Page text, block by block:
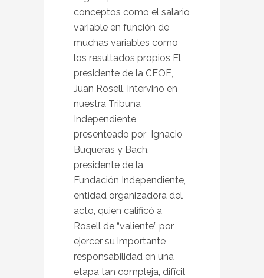
conceptos como el salario
variable en función de
muchas variables como
los resultados propios El
presidente de la CEOE,
Juan Rosell, intervino en
nuestra Tribuna
Independiente,
presenteado por Ignacio
Buqueras y Bach,
presidente de la
Fundación Independiente,
entidad organizadora del
acto, quien calificó a
Rosell de “valiente” por
ejercer su importante
responsabilidad en una
etapa tan compleja, difícil